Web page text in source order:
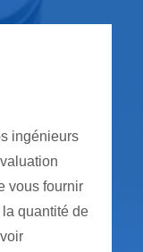
ingénieurs
vous fournir
quantité de